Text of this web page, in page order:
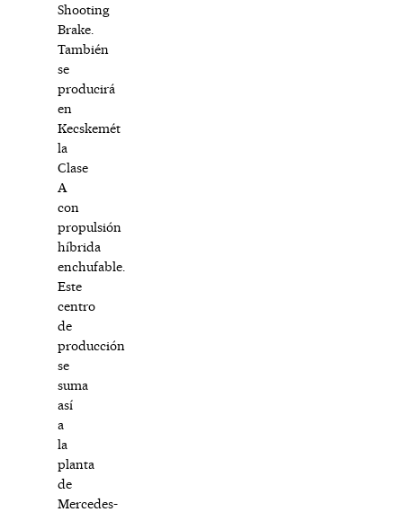
Shooting
Brake.
También
se
producirá
en
Kecskemét
la
Clase
A
con
propulsión
híbrida
enchufable.
Este
centro
de
producción
se
suma
así
a
la
planta
de
Mercedes-